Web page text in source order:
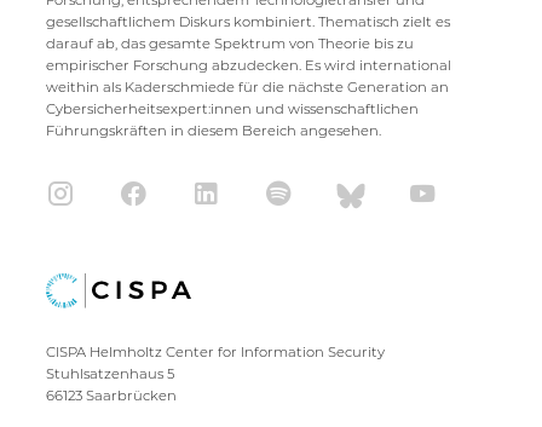
gesellschaftlichem Diskurs kombiniert. Thematisch zielt es
darauf ab, das gesamte Spektrum von Theorie bis zu
empirischer Forschung abzudecken. Es wird international
weithin als Kaderschmiede für die nächste Generation an
Cybersicherheitsexpert:innen und wissenschaftlichen
Führungskräften in diesem Bereich angesehen.
CISPA Helmholtz Center for Information Security
Stuhlsatzenhaus 5
66123 Saarbrücken